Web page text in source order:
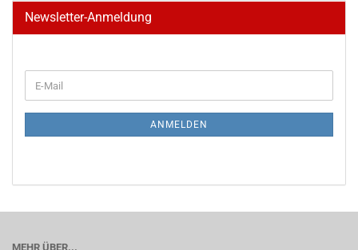
Newsletter-Anmeldung
ZUR
E-
Mail
ANMELDEN
MEHR ÜBER...